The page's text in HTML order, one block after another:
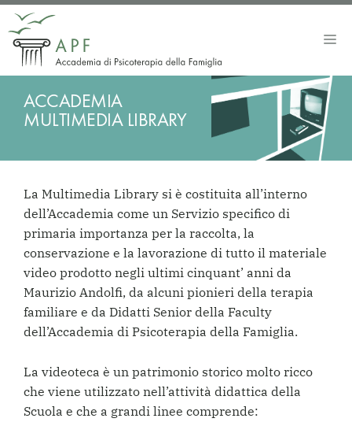
Vai
al
contenuto
ACCADEMIA
MULTIMEDIA LIBRARY
La Multimedia Library si è costituita all’interno
dell’Accademia come un Servizio specifico di
primaria importanza per la raccolta, la
conservazione e la lavorazione di tutto il materiale
video prodotto negli ultimi cinquant’ anni da
Maurizio Andolfi, da alcuni pionieri della terapia
familiare e da Didatti Senior della Faculty
dell’Accademia di Psicoterapia della Famiglia.
La videoteca è un patrimonio storico molto ricco
che viene utilizzato nell’attività didattica della
Scuola e che a grandi linee comprende: